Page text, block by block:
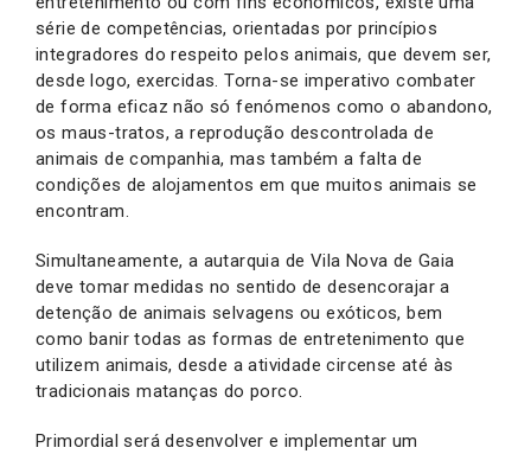
série de competências, orientadas por princípios
integradores do respeito pelos animais, que devem ser,
desde logo, exercidas. Torna-se imperativo combater
de forma eficaz não só fenómenos como o abandono,
os maus-tratos, a reprodução descontrolada de
animais de companhia, mas também a falta de
condições de alojamentos em que muitos animais se
encontram.
Simultaneamente, a autarquia de Vila Nova de Gaia
deve tomar medidas no sentido de desencorajar a
detenção de animais selvagens ou exóticos, bem
como banir todas as formas de entretenimento que
utilizem animais, desde a atividade circense até às
tradicionais matanças do porco.
Primordial será desenvolver e implementar um